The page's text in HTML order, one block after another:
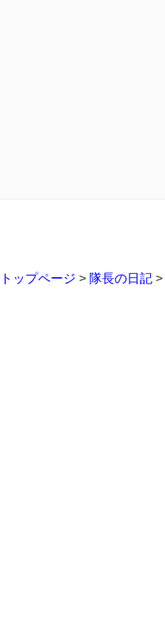
トップページ > 隊長の日記 >